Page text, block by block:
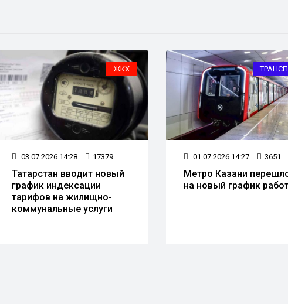
ЖКХ
03.07.2026 14:28 17379
Татарстан вводит новый
график индексации
тарифов на жилищно-
коммунальные услуги
01.07.2026 14:27 3651
Метро Казани
на новый график